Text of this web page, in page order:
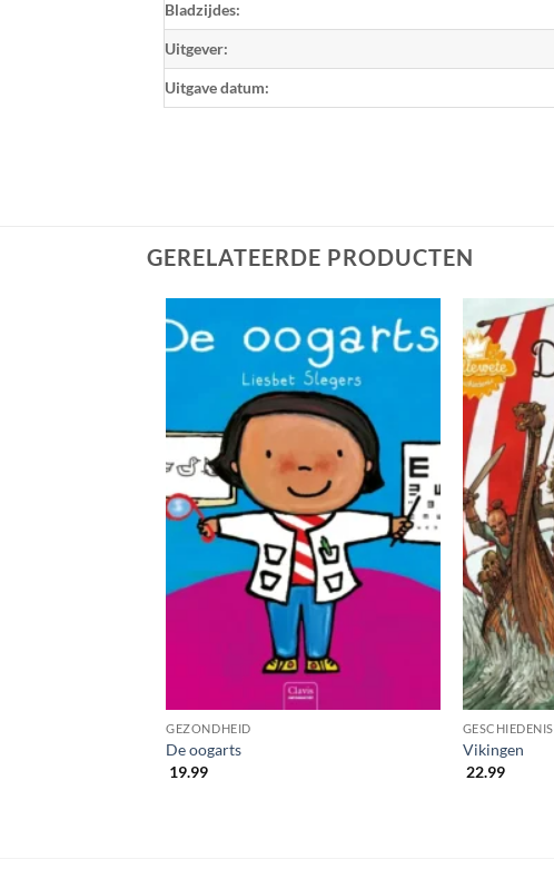
Bladzijdes:
Uitgever:
Uitgave datum:
GERELATEERDE PRODUCTEN
GEZONDHEID
De oogarts
19.99
GESCHIEDENIS
Vikingen
22.99